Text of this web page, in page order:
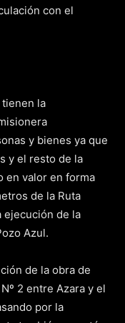
con el
tienen la
y bienes ya que
y el resto de la
en valor en forma
de la Ruta
ejecución de la
Azul.
de la obra de
2 entre Azara y el
por la